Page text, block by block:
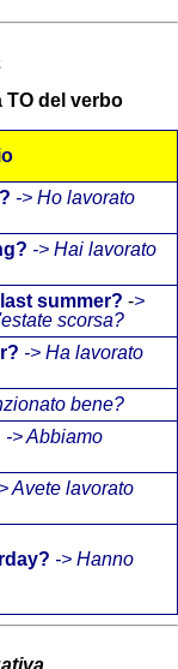
TO del verbo
-> Ho lavorato
-> Hai lavorato
summer? ->
scorsa?
-> Ha lavorato
bene?
-> Abbiamo
Avete lavorato
-> Hanno